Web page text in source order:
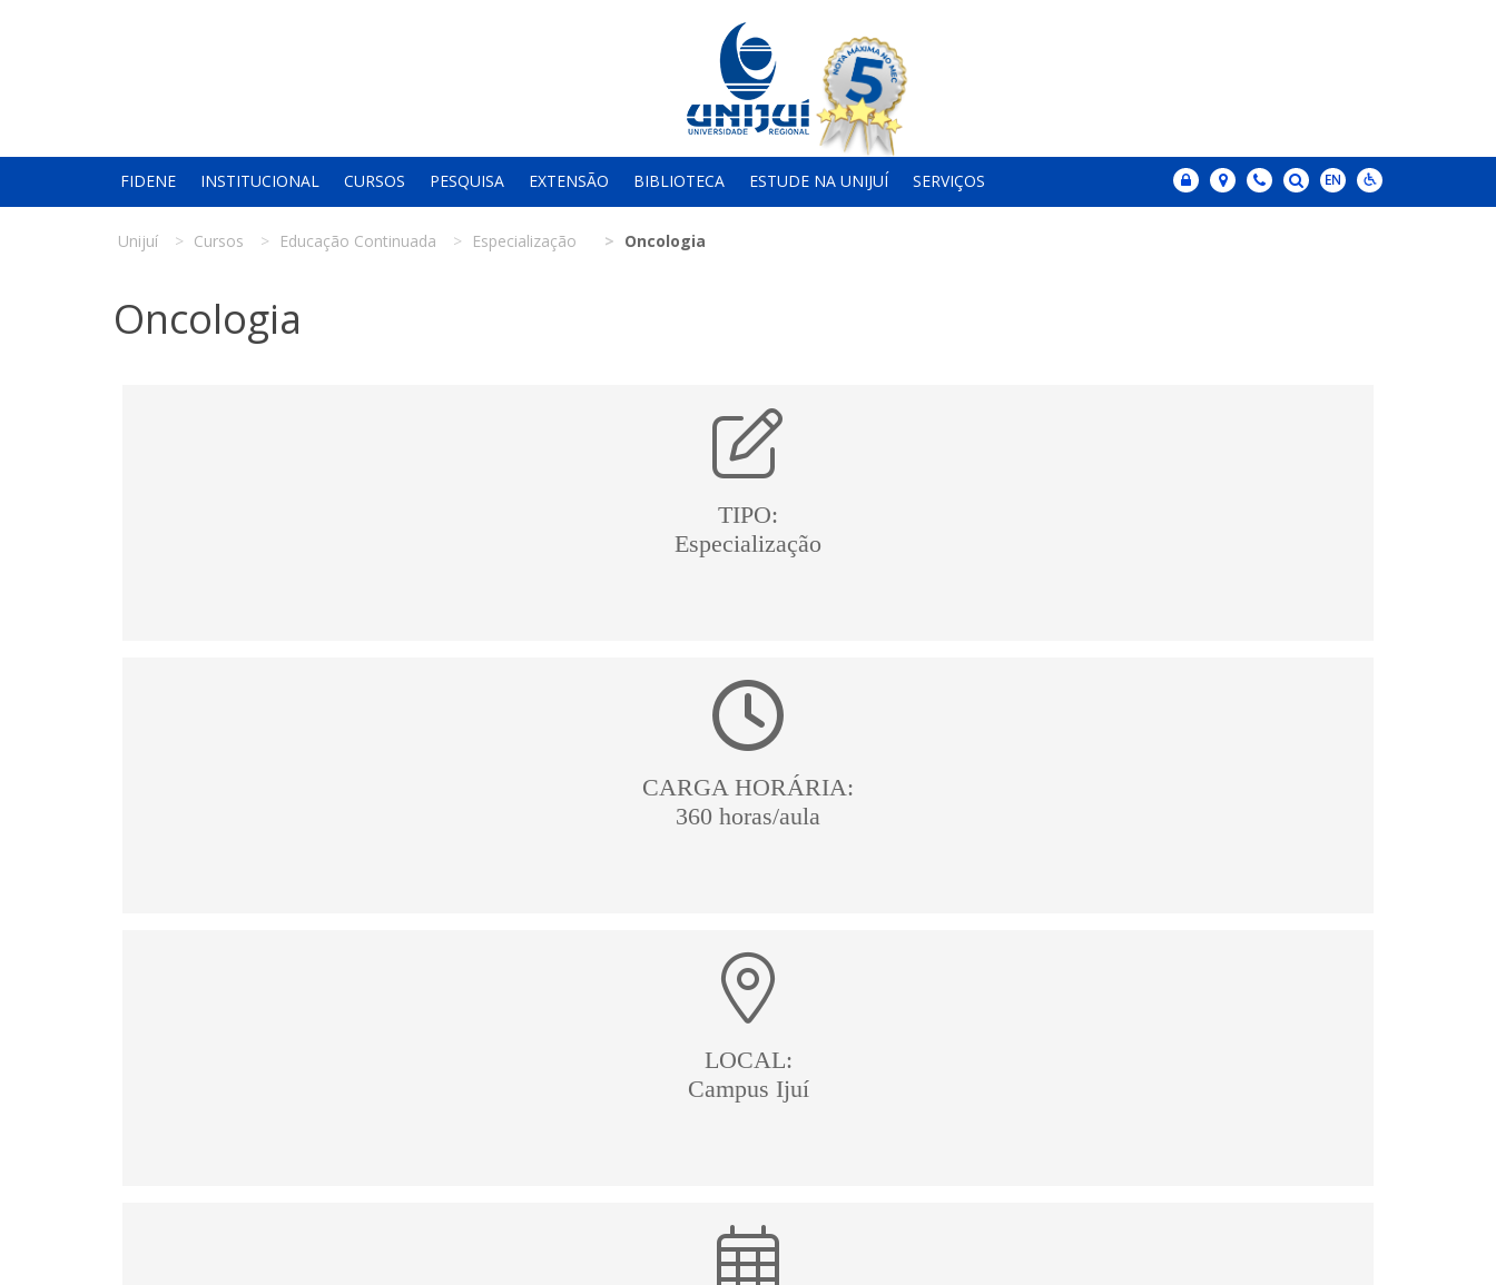
FIDENE INSTITUCIONAL CURSOS PESQUISA EXTENSÃO BIBLIOTECA ESTUDE NA UNIJUÍ SERVIÇOS
Unijuí Cursos Educação Continuada Especialização Oncologia
Oncologia